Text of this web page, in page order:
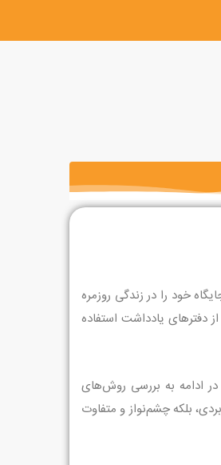
خود را در زندگی روزمره
دفترهای یادداشت استفاده
در ادامه به بررسی روش‌های
بلکه چشم‌نواز و متفاوت